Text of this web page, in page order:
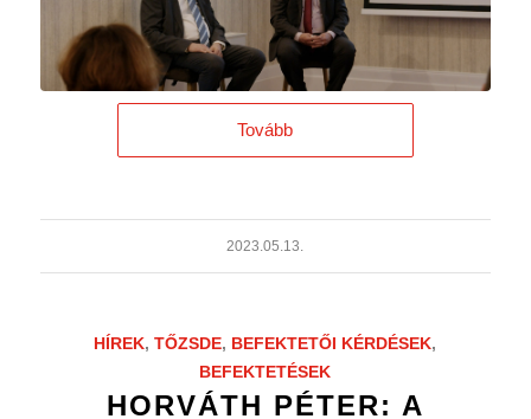
Tovább
2023.05.13.
HÍREK,TŐZSDE, BEFEKTETŐI KÉRDÉSEK,
BEFEKTETÉSEK
HORVÁTH PÉTER: A